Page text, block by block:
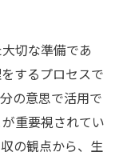
切な準備であ
するプロセスで
の意思で活用で
重要視されてい
の観点から、生